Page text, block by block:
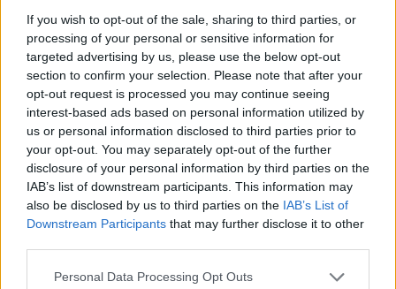
If you wish to opt-out of the sale, sharing to third parties, or
processing of your personal or sensitive information for
targeted advertising by us, please use the below opt-out
section to confirm your selection. Please note that after your
opt-out request is processed you may continue seeing
interest-based ads based on personal information utilized by
us or personal information disclosed to third parties prior to
your opt-out. You may separately opt-out of the further
disclosure of your personal information by third parties on the
IAB’s list of downstream participants. This information may
also be disclosed by us to third parties on the IAB’s List of
Downstream Participants that may further disclose it to other
Personal Data Processing Opt Outs
Se protéger sans forcément
parler d’amitié toxique
Il ne s’agit pas toujours d’une amitié toxique. Celle-ci
implique des dénigrements répétés, du chantage ou un
non-respect clair de vos limites. Une amitié qui ne vous
ressemble plus peut simplement être devenue
déséquilibrée ou éloignée de qui vous êtes aujourd’hui.